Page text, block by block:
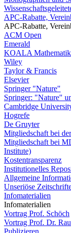
APC-Rabatte,
APC-Rabatte,
ACM Open
Emerald
KOALA
Wiley
Taylor & Francis
Elsevier
Springer "Nature"
Springer: "Nature"
Cambridge
Hogrefe
De Gruyter
Mitgliedschaft bei
Mitgliedschaft bei
Institute)
Kostentransparenz
Institutionelles
Allgemeine
Unseriöse
Infomaterialien
Infomaterialien
Vortrag Prof. Schöch
Vortrag Prof. Dr.
Publizieren